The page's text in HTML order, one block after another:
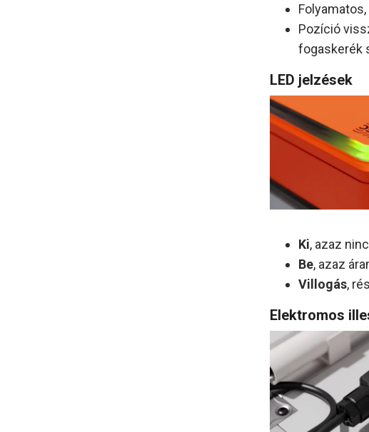
Pozíció
fogaskerék
LED jelzések
Ki, azaz
Be, azaz
Villogás,
Elektromos